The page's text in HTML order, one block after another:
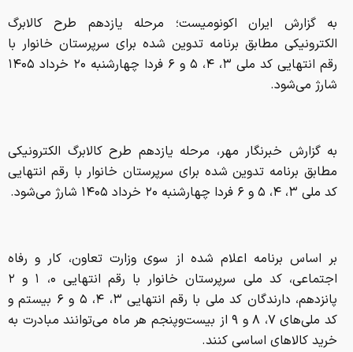
به گزارش ایران اکونومیست؛ مرحله یازدهم طرح کالابرگ
الکترونیکی مطابق برنامه تدوین شده برای سرپرستان خانوار با
رقم انتهایی کد ملی ۳، ۴، ۵ و ۶ فردا چهارشنبه ۲۰ خرداد ۱۴۰۵
شارژ می‌شود.
به گزارش خبرنگار مهر، مرحله یازدهم طرح کالابرگ الکترونیکی
مطابق برنامه تدوین شده برای سرپرستان خانوار با رقم انتهایی
کد ملی ۳، ۴، ۵ و ۶ فردا چهارشنبه ۲۰ خرداد ۱۴۰۵ شارژ می‌شود.
بر اساس برنامه اعلام شده از سوی وزارت تعاون، کار و رفاه
اجتماعی، کد ملی سرپرستان خانوار با رقم انتهایی ۰، ۱ و ۲
پانزدهم، دارندگان کد ملی با رقم انتهایی ۳، ۴، ۵ و ۶ بیستم و
کد ملی‌های ۷، ۸ و ۹ از بیست‌وپنجم هر ماه می‌توانند مبادرت به
خرید کالاهای اساسی کنند.